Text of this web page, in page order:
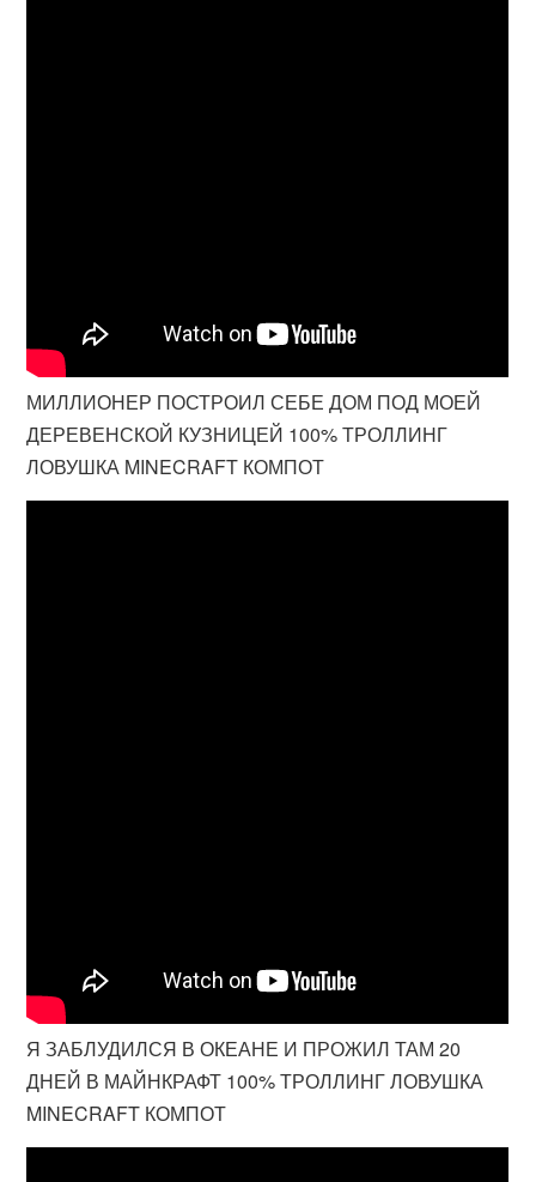
МИЛЛИОНЕР ПОСТРОИЛ СЕБЕ ДОМ ПОД МОЕЙ
ДЕРЕВЕНСКОЙ КУЗНИЦЕЙ 100% ТРОЛЛИНГ
ЛОВУШКА MINECRAFT КОМПОТ
Я ЗАБЛУДИЛСЯ В ОКЕАНЕ И ПРОЖИЛ ТАМ 20
ДНЕЙ В МАЙНКРАФТ 100% ТРОЛЛИНГ ЛОВУШКА
MINECRAFT КОМПОТ